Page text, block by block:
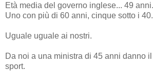
Età media del governo inglese... 49 anni.
Uno con più di 60 anni, cinque sotto i 40.
Uguale uguale ai nostri.
Da noi a una ministra di 45 anni danno
sport.